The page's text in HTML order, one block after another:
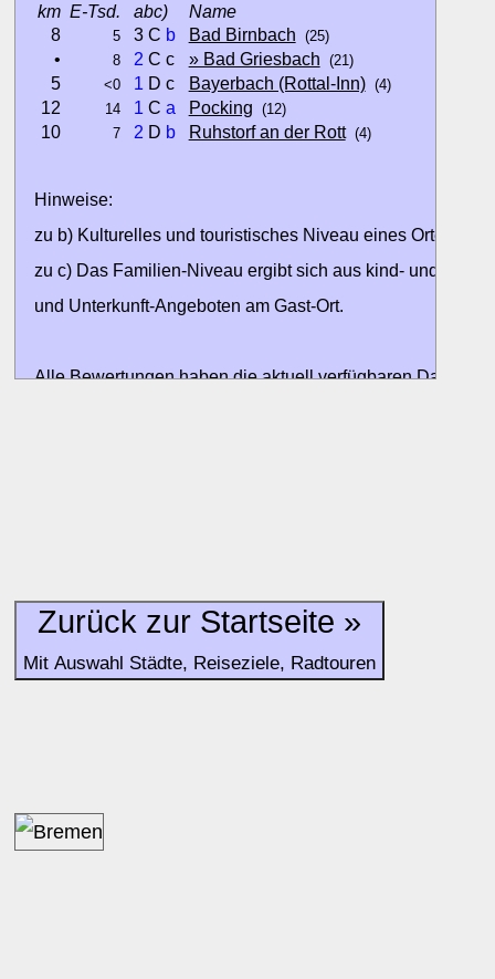
km E-Tsd. abc)
Name
8
5 3 C b Bad Birnbach (25)
• 8 2 C c » Bad Griesbach (21)
5 <0 1 D c Bayerbach (Rottal-Inn) (4)
12 14 1 C a Pocking (12)
10 7 2 D b Ruhstorf an der Rott (4)
Hinweise:
zu b) Kulturelles und touristisches Niveau eines Ortes
zu c) Das Familien-Niveau ergibt sich aus kind- und
und Unterkunft-Angeboten am Gast-Ort.
Alle Bewertungen haben die aktuell verfügbaren Daten
Zurück zur Startseite »
Mit Auswahl Städte, Reiseziele, Radtouren